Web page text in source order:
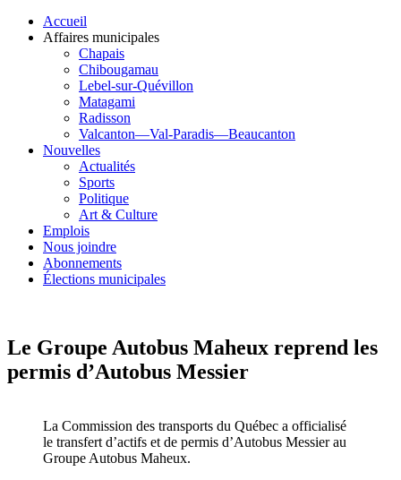
Accueil
Affaires municipales
Chapais
Chibougamau
Lebel-sur-Quévillon
Matagami
Radisson
Valcanton—Val-Paradis—Beaucanton
Nouvelles
Actualités
Sports
Politique
Art & Culture
Emplois
Nous joindre
Abonnements
Élections municipales
Le Groupe Autobus Maheux reprend les
permis d’Autobus Messier
La Commission des transports du Québec a officialisé
le transfert d’actifs et de permis d’Autobus Messier au
Groupe Autobus Maheux.